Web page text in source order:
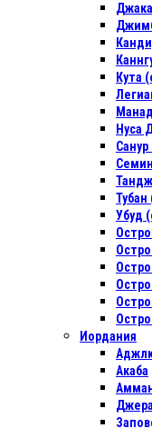
Кута
Нуса
Тубан
Убуд
Иордания
Акаба